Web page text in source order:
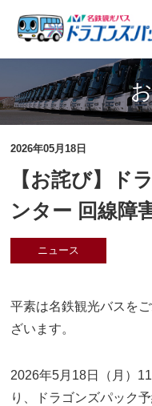
2026年05月18日
【お詫び】ド
ンター 回線障
ニュース
平素は名鉄観光バスを
ざいます。
2026年5月18日（月）
り、ドラゴンズパック